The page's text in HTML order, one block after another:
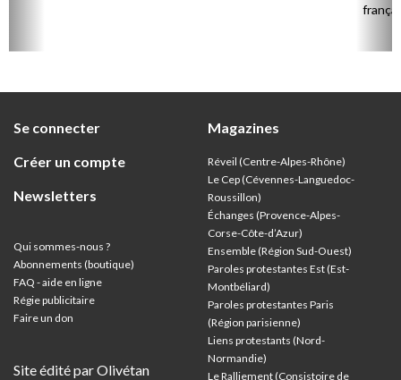
Se connecter
Créer un compte
Newsletters
Qui sommes-nous ?
Abonnements (boutique)
FAQ - aide en ligne
Régie publicitaire
Faire un don
Site édité par Olivétan
Magazines
Réveil (Centre-Alpes-Rhône)
Le Cep (Cévennes-Languedoc-
Roussillon)
Échanges (Provence-Alpes-
Corse-Côte-d’Azur)
Ensemble (Région Sud-Ouest)
Paroles protestantes Est (Est-
Montbéliard)
Paroles protestantes Paris
(Région parisienne)
Liens protestants (Nord-
Normandie)
Le Ralliement (Consistoire de